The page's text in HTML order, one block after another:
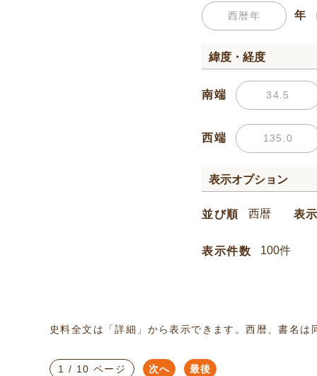
年
緯度・経度
南端
西端
表示オプション
並び順 表
表示件数
史料全文は「詳細」から表示できます。西暦、書名
1 / 10 ページ 次へ 最後